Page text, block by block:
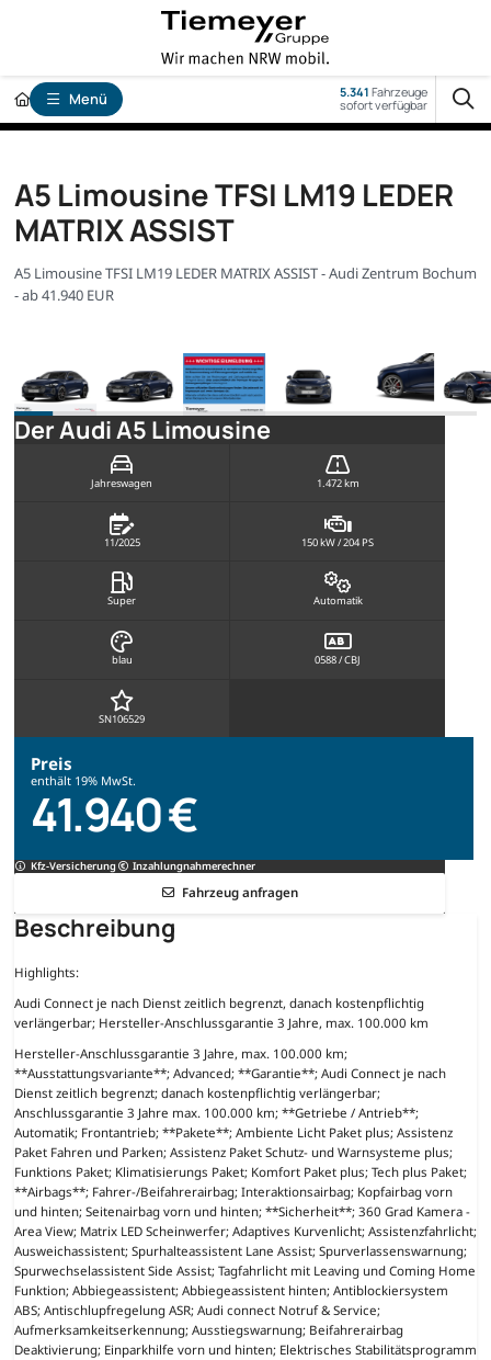
Menü 5.341 Fahrzeuge
sofort verfügbar
A5 Limousine TFSI LM19 LEDER
MATRIX ASSIST
A5 Limousine TFSI LM19 LEDER MATRIX ASSIST - Audi Zentrum Bochum
- ab 41.940 EUR
Der Audi A5 Limousine
Jahreswagen 1.472 km
11/2025 150 kW / 204 PS
Super Automatik
blau 0588 / CBJ
SN106529
Preis
enthält 19% MwSt.
41.940 €
Kfz-Versicherung Inzahlungnahmerechner
Fahrzeug anfragen
Beschreibung
Highlights:
Audi Connect je nach Dienst zeitlich begrenzt, danach kostenpflichtig
verlängerbar; Hersteller-Anschlussgarantie 3 Jahre, max. 100.000 km
Hersteller-Anschlussgarantie 3 Jahre, max. 100.000 km;
**Ausstattungsvariante**; Advanced; **Garantie**; Audi Connect je nach
Dienst zeitlich begrenzt; danach kostenpflichtig verlängerbar;
Anschlussgarantie 3 Jahre max. 100.000 km; **Getriebe / Antrieb**;
Automatik; Frontantrieb; **Pakete**; Ambiente Licht Paket plus; Assistenz
Paket Fahren und Parken; Assistenz Paket Schutz- und Warnsysteme plus;
Funktions Paket; Klimatisierungs Paket; Komfort Paket plus; Tech plus Paket;
**Airbags**; Fahrer-/Beifahrerairbag; Interaktionsairbag; Kopfairbag vorn
und hinten; Seitenairbag vorn und hinten; **Sicherheit**; 360 Grad Kamera -
Area View; Matrix LED Scheinwerfer; Adaptives Kurvenlicht; Assistenzfahrlicht;
Ausweichassistent; Spurhalteassistent Lane Assist; Spurverlassenswarnung;
Spurwechselassistent Side Assist; Tagfahrlicht mit Leaving und Coming Home
Funktion; Abbiegeassistent; Abbiegeassistent hinten; Antiblockiersystem
ABS; Antischlupfregelung ASR; Audi connect Notruf & Service;
Aufmerksamkeitserkennung; Ausstiegswarnung; Beifahrerairbag
Deaktivierung; Einparkhilfe vorn und hinten; Elektrisches Stabilitätsprogramm